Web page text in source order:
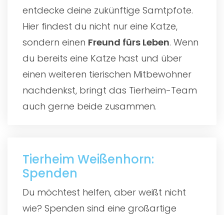
entdecke deine zukünftige Samtpfote.
Hier findest du nicht nur eine Katze,
sondern einen Freund fürs Leben. Wenn
du bereits eine Katze hast und über
einen weiteren tierischen Mitbewohner
nachdenkst, bringt das Tierheim-Team
auch gerne beide zusammen.
Tierheim Weißenhorn:
Spenden
Du möchtest helfen, aber weißt nicht
wie? Spenden sind eine großartige